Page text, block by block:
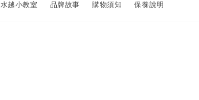
水越小教室 品牌故事 購物須知 保養說明